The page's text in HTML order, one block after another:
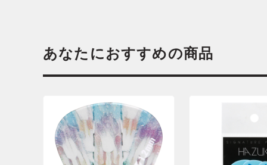
あなたにおすすめの商品